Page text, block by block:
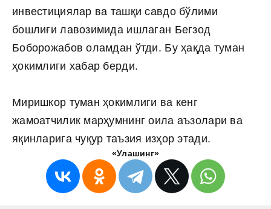
инвестициялар ва ташқи савдо бўлими
бошлиғи лавозимида ишлаган Бегзод
Боборожабов оламдан ўтди. Бу ҳақда туман
ҳокимлиги хабар берди.
Миришкор туман ҳокимлиги ва кенг
жамоатчилик марҳумнинг оила аъзолари ва
яқинларига чуқур таъзия изҳор этади.
«Улашинг»